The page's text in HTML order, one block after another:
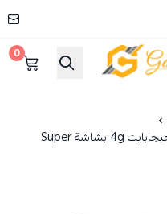
0
جوال سامسونج جالكسي A17ذاكره 128جيجابايت 4g بشاشة Super